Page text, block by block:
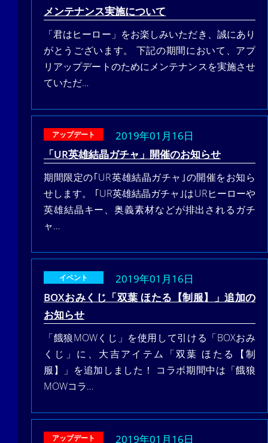
メンテナンス実施について
「君はヒーロー」をお楽しみいただき、誠にあり
がとうございます。 下記の期間において、アプ
リアップデートのためにメンテナンスを実施させ
ていただ…
2019年01月16日
アップデート
「UR英雄結晶ガチャ」開催のお知らせ
期間限定の｢UR英雄結晶ガチャ｣の開催をお知ら
せします。 ｢UR英雄結晶ガチャ｣はURヒーローや
英雄結晶キー、奥義素材などが排出されるガチ
ャ…
2019年01月16日
イベント
BOXおみくじ「双葉 ほたる【制服】」追加の
お知らせ
「餓狼MOWくじ」を使用して引ける「BOXおみ
くじ」に、大吉アイテム「双葉 ほたる【制
服】」を追加しました！ コラボ期間中は「餓狼
MOWコラ…
2019年01月16日
アップデート